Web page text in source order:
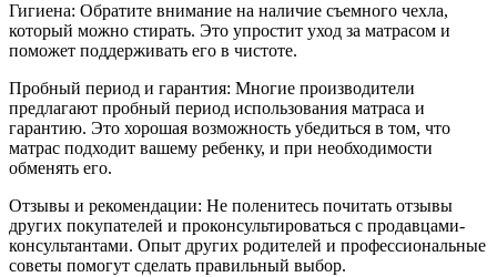
Гигиена: Обратите внимание на наличие съемного чехла,
который можно стирать. Это упростит уход за матрасом и
поможет поддерживать его в чистоте.
Пробный период и гарантия: Многие производители
предлагают пробный период использования матраса и
гарантию. Это хорошая возможность убедиться в том, что
матрас подходит вашему ребенку, и при необходимости
обменять его.
Отзывы и рекомендации: Не поленитесь почитать отзывы
других покупателей и проконсультироваться с продавцами-
консультантами. Опыт других родителей и профессиональные
советы помогут сделать правильный выбор.